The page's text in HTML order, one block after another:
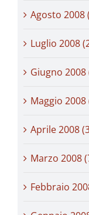
Agosto 2008
Luglio 2008
Giugno 2008
Maggio 2008
Aprile 2008
Marzo 2008
Febbraio